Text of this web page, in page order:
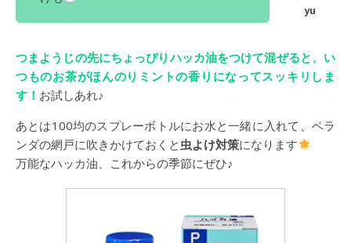
つまようじの先にちょっぴりハッカ油をつけて混ぜると、い
つものお茶がほんのりミントの香りになってスッキリしま
す！ お試しあれ♪
あとは100均のスプレーボトルにお水と一緒に入れて、ベラ
ンダの網戸に吹きかけておくと 虫よけ対策になります
万能なハッカ油、これからの季節にぜひ♪